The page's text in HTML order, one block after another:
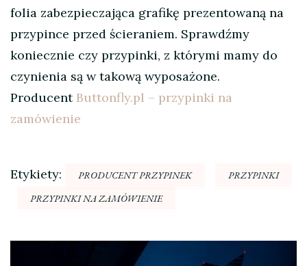
folia zabezpieczająca grafikę prezentowaną na
przypince przed ścieraniem. Sprawdźmy
koniecznie czy przypinki, z którymi mamy do
czynienia są w takową wyposażone.
Producent Buttonfly.pl – przypinki na
zamówienie
Etykiety: PRODUCENT PRZYPINEK
PRZYPINKI
PRZYPINKI NA ZAMÓWIENIE